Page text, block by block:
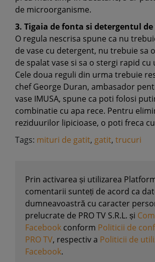
de microorganisme.
3. Tigaia de fonta si detergentul de
O regula nescrisa spune ca nu
de vase cu detergent, nu trebuie sa
de spalat vase si sa o stergi rapid
Cele doua reguli din urma trebuie
chef George Duran, ambasador
vase IMUSA, spune ca poti folosi
combinatie cu apa rece. Pentru
reziduurilor lipicioase, o poti freca
Tags: mituri de gatit, gatit, trucuri
Prin activarea și utilizarea
comentarii sunteți de acord ca
dumneavoastră cu caracter
prelucrate de PRO TV S.R.L. și
Facebook conform Politicii de
PRO TV, respectiv a Politicii de
Facebook.